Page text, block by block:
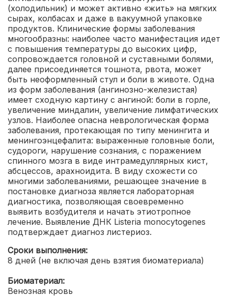
(холодильник) и может активно «жить» на мягких
сырах, колбасах и даже в вакуумной упаковке
продуктов. Клинические формы заболевания
многообразны: наиболее часто манифестация идет
с повышения температуры до высоких цифр,
сопровождается головной и суставными болями,
далее присоединяется тошнота, рвота, может
быть неоформленный стул и боли в животе. Одна
из форм заболевания (ангинозно-железистая)
имеет сходную картину с ангиной: боли в горле,
увеличение миндалин, увеличение лимфатических
узлов. Наиболее опасна неврологическая форма
заболевания, протекающая по типу менингита и
менингоэнцефалита: выраженные головные боли,
судороги, нарушение сознания, с поражением
спинного мозга в виде интрамедуллярных кист,
абсцессов, арахноидита. В виду схожести со
многими заболеваниями, решающее значение в
постановке диагноза является лабораторная
диагностика, позволяющая своевременно
выявить возбудителя и начать этиотропное
лечение. Выявление ДНК Listeria monocytogenes
подтверждает диагноз листериоз.
Сроки выполнения:
8 дней (не включая день взятия биоматериала)
Биоматериал:
Венозная кровь